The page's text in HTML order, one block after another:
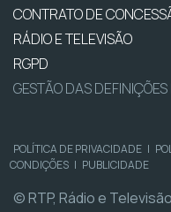
CONTRATO DE
RÁDIO E TELEVISÃO
RGPD
GESTÃO DAS
POLÍTICA DE PRIVACIDADE |
CONDIÇÕES | PUBLICIDADE
© RTP, Rádio e